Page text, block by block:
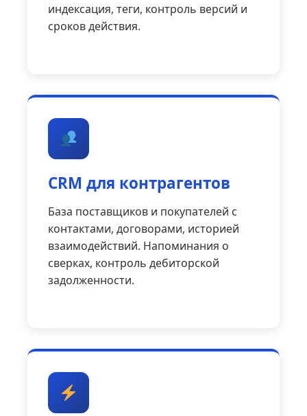
индексация, теги, контроль версий и
сроков действия.
CRM для контрагентов
База поставщиков и покупателей с
контактами, договорами, историей
взаимодействий. Напоминания о
сверках, контроль дебиторской
задолженности.